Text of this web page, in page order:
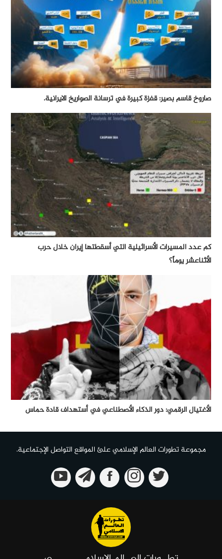
صاروخ قاسم بصير: قفزة كبيرة في ترسانة الصواريخ الايرانية.
كم عدد المسيرات الأسرائيلية التي أسقطتها إيران خلال حرب
الأثناعشر يوماً؟
الأغتيال الرقمي: دور الذكاء الأصطناعي في أستهداف قادة حماس
مجموعة تطورات العالم الإسلامي علئ المواقع التواصل الإجتماعية.